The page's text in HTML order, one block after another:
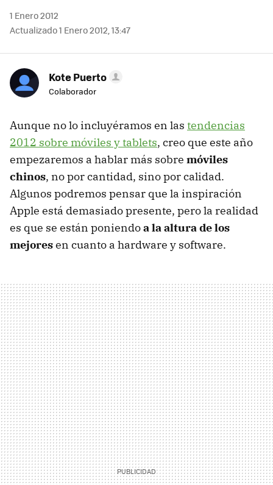
1 Enero 2012
Actualizado 1 Enero 2012, 13:47
Kote Puerto
Colaborador
Aunque no lo incluyéramos en las tendencias
2012 sobre móviles y tablets, creo que este año
empezaremos a hablar más sobre móviles
chinos, no por cantidad, sino por calidad.
Algunos podremos pensar que la inspiración
Apple está demasiado presente, pero la realidad
es que se están poniendoa la altura de los
mejoresen cuanto a hardware y software.